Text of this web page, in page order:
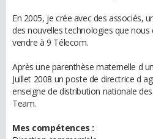
En 2005, je crée avec des associés,
des nouvelles technologies que
vendre à 9 Télecom.
Après une parenthèse maternelle d
Juillet 2008 un poste de directrice d
enseigne de distribution nationale
Team.
Mes compétences :